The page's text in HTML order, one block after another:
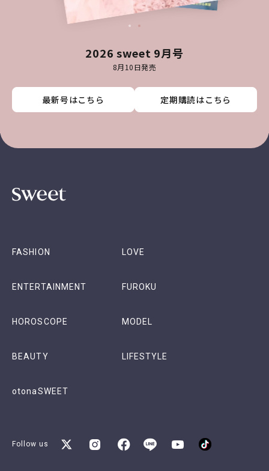
2026 sweet 9月号
8月10日発売
最新号はこちら 定期購読はこちら
最新号はこちら 定期購読はこちら
最新号はこちら 定期購読はこちら
最新号はこちら 定期購読はこちら
FASHION LOVE
ENTERTAINMENT FUROKU
HOROSCOPE MODEL
BEAUTY LIFESTYLE
otonaSWEET
Follow us